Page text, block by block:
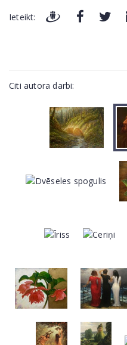
Ieteikt:
Citi autora darbi: